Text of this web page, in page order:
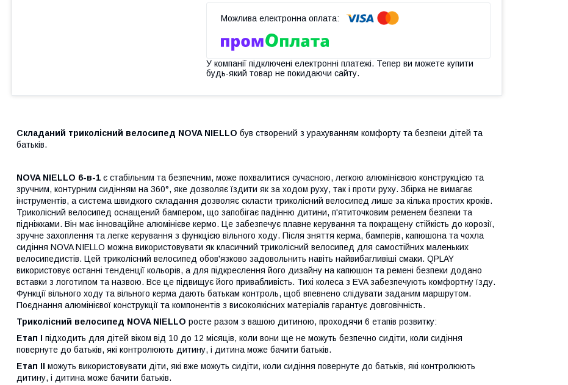
У компанії підключені електронні платежі. Тепер ви можете купити
будь-який товар не покидаючи сайту.
Складаний триколісний велосипед NOVA NIELLO був створений з урахуванням комфорту та безпеки дітей та
батьків.
NOVA NIELLO 6-в-1 є стабільним та безпечним, може похвалитися сучасною, легкою алюмінієвою конструкцією та
зручним, контурним сидінням на 360°, яке дозволяє їздити як за ходом руху, так і проти руху. Збірка не вимагає
інструментів, а система швидкого складання дозволяє скласти триколісний велосипед лише за кілька простих кроків.
Триколісний велосипед оснащений бампером, що запобігає падінню дитини, п'ятиточковим ременем безпеки та
підніжками. Він має інноваційне алюмінієве кермо. Це забезпечує плавне керування та покращену стійкість до корозії,
зручне захоплення та легке керування з функцією вільного ходу. Після зняття керма, бамперів, капюшона та чохла
сидіння NOVA NIELLO можна використовувати як класичний триколісний велосипед для самостійних маленьких
велосипедистів. Цей триколісний велосипед обов'язково задовольнить навіть найвибагливіші смаки. QPLAY
використовує останні тенденції кольорів, а для підкреслення його дизайну на капюшон та ремені безпеки додано
вставки з логотипом та назвою. Все це підвищує його привабливість. Тихі колеса з EVA забезпечують комфортну їзду.
Функції вільного ходу та вільного керма дають батькам контроль, щоб впевнено слідувати заданим маршрутом.
Поєднання алюмінієвої конструкції та компонентів з високоякісних матеріалів гарантує довговічність.
Триколісний велосипед NOVA NIELLO росте разом з вашою дитиною, проходячи 6 етапів розвитку:
Етап I підходить для дітей віком від 10 до 12 місяців, коли вони ще не можуть безпечно сидіти, коли сидіння
повернуте до батьків, які контролюють дитину, і дитина може бачити батьків.
Етап II можуть використовувати діти, які вже можуть сидіти, коли сидіння повернуте до батьків, які контролюють
дитину, і дитина може бачити батьків.